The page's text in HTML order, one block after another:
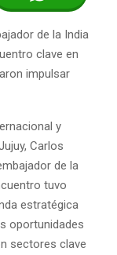
de la India
clave en
impulsar
y
Carlos
de la
tuvo
estratégica
oportunidades
sectores clave